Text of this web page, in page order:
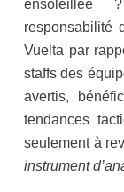
ensoleillée
responsabilité
Vuelta par
staffs des
avertis,
tendances
seulement à
instrument